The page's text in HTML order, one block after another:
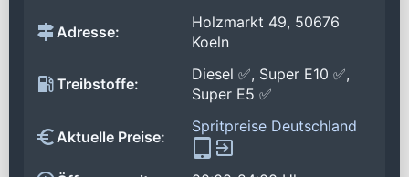
Adresse:
Holzmarkt 49, 50676
Koeln
Treibstoffe:
Diesel ✅, Super E10 ✅,
Super E5 ✅
Aktuelle Preise:
Spritpreise Deutschland